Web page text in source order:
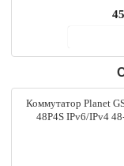
Коммутатор Planet
48P4S IPv6/IPv4